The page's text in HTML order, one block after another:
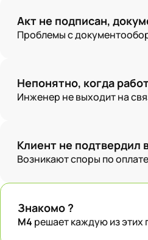
Акт не подписан,
Проблемы с
Непонятно, когда
Инженер не выходит на
Клиент не подтвердил
Возникают споры по оплате
Знакомо ?
M4 решает каждую из этих